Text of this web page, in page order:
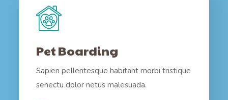
Pet Boarding
Sapien pellentesque habitant morbi tristique
senectu dolor netus malesuada.